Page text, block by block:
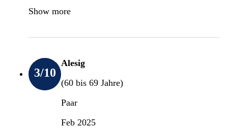
Show more
3/10
Alesig
(60 bis 69 Jahre)
Paar
Feb 2025